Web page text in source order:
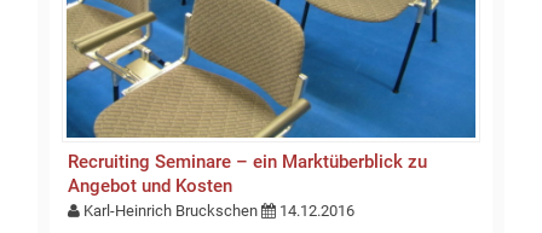
Recruiting Seminare – ein Marktüberblick zu
Angebot und Kosten
Karl-Heinrich Bruckschen 14.12.2016